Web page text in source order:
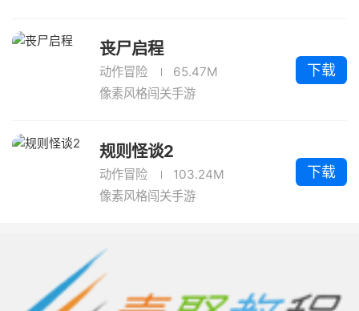
丧尸启程
动作冒险
65.47M
像素风格闯关手游
下载
规则怪谈2
动作冒险
103.24M
像素风格闯关手游
下载